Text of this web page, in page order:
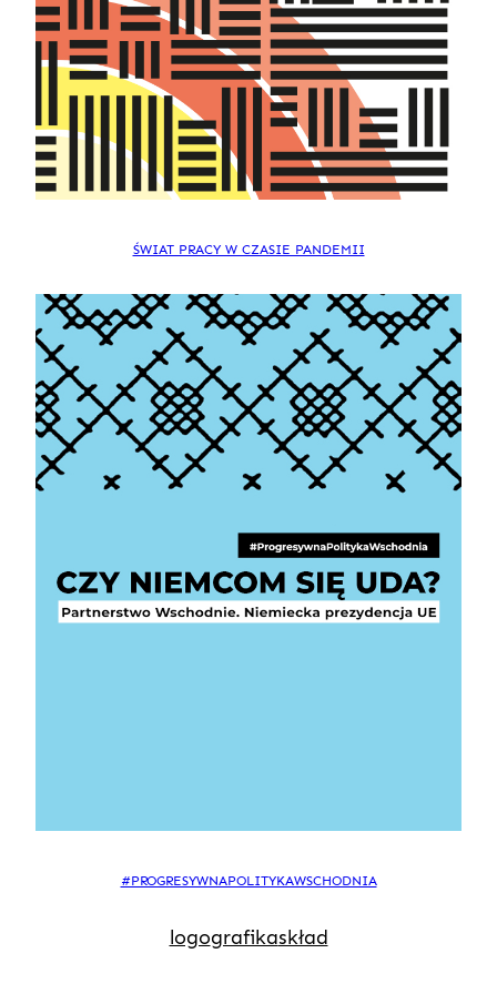
ŚWIAT PRACY W CZASIE PANDEMII
#PROGRESYWNAPOLITYKAWSCHODNIA
logografikaskład